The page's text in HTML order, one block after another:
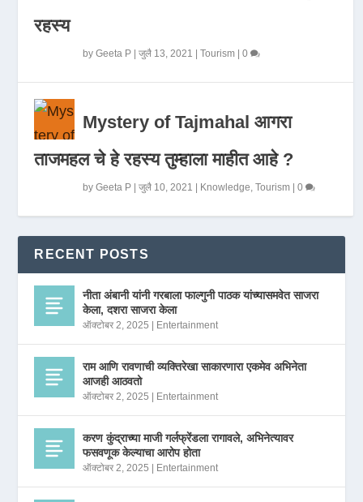
रहस्य
byGeeta P |जुलै 13, 2021 |Tourism |0
Mystery of Tajmahal आगरा
ताजमहल चे हे रहस्य तुम्हाला माहीत आहे ?
byGeeta P |जुलै 10, 2021 Knowledge,Tourism |0
RECENT POSTS
नीता अंबानी यांनी गरबाला फाल्गुनी पाठक यांच्यासमवेत साजरा
केला, दशरा साजरा केला
ऑक्टोबर 2, 2025 Entertainment
राम आणि रावणाची व्यक्तिरेखा साकारणारा एकमेव अभिनेता
आजही आठवतो
ऑक्टोबर 2, 2025 Entertainment
करण कुंद्राच्या माजी गर्लफ्रेंडला रागावले, अभिनेत्यावर
फसवणूक केल्याचा आरोप होता
ऑक्टोबर 2, 2025 Entertainment